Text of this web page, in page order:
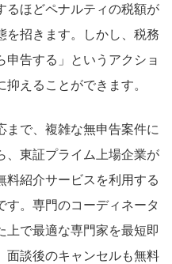
るほどペナルティの税額が
を招きます。しかし、税務
申告する」というアクショ
えることができます。
まで、複雑な無申告案件に
、東証プライム上場企業が
料紹介サービスを利用する
す。専門のコーディネータ
上で最適な専門家を最短即
面談後のキャンセルも無料